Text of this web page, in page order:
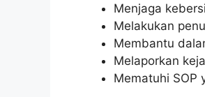
Menjaga
Melakukan
Membantu
Melaporkan
Mematuhi SOP